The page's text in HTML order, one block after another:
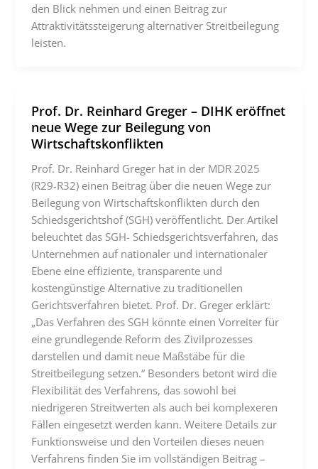
den Blick nehmen und einen Beitrag zur
Attraktivitätssteigerung alternativer Streitbeilegung
leisten.
Prof. Dr. Reinhard Greger – DIHK eröffnet
neue Wege zur Beilegung von
Wirtschaftskonflikten
Prof. Dr. Reinhard Greger hat in der MDR 2025
(R29-R32) einen Beitrag über die neuen Wege zur
Beilegung von Wirtschaftskonflikten durch den
Schiedsgerichtshof (SGH) veröffentlicht. Der Artikel
beleuchtet das SGH- Schiedsgerichtsverfahren, das
Unternehmen auf nationaler und internationaler
Ebene eine effiziente, transparente und
kostengünstige Alternative zu traditionellen
Gerichtsverfahren bietet. Prof. Dr. Greger erklärt:
„Das Verfahren des SGH könnte einen Vorreiter für
eine grundlegende Reform des Zivilprozesses
darstellen und damit neue Maßstäbe für die
Streitbeilegung setzen.“ Besonders betont wird die
Flexibilität des Verfahrens, das sowohl bei
niedrigeren Streitwerten als auch bei komplexeren
Fällen eingesetzt werden kann. Weitere Details zur
Funktionsweise und den Vorteilen dieses neuen
Verfahrens finden Sie im vollständigen Beitrag –